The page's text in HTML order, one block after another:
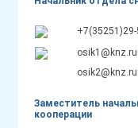
+7(35251)29-
osik1@knz.ru
osik2@knz.ru
Заместитель
кооперации